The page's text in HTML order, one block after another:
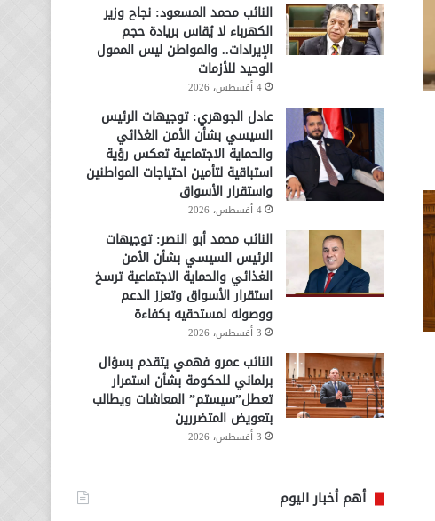
النائب محمد المسعود: نجاح وزير
الكهرباء لا يُقاس بريادة حجم
الإيرادات.. والمواطن ليس الممول
الوحيد للأزمات
4 أغسطس، 2026
عادل الجوهري: توجيهات الرئيس
السيسي بشأن الأمن الغذائي
والحماية الاجتماعية تعكس رؤية
استباقية لتأمين احتياجات المواطنين
واستقرار الأسواق
4 أغسطس، 2026
النائب محمد أبو النصر: توجيهات
الرئيس السيسي بشأن الأمن
الغذائي والحماية الاجتماعية ترسخ
استقرار الأسواق وتعزز الدعم
ووصوله لمستحقيه بكفاءة
3 أغسطس، 2026
النائب عمرو فهمي يتقدم بسؤال
برلماني للحكومة بشأن استمرار
تعطل”سيستم” المعاشات ويطالب
بتعويض المتضررين
3 أغسطس، 2026
أهم أخبار اليوم